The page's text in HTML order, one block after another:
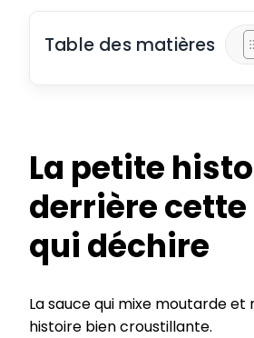
Table des matières
La petite
derrière cette
qui déchire
La sauce qui mixe moutarde et
histoire bien croustillante.